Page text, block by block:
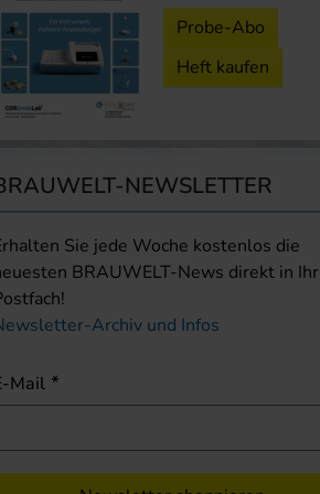
Probe-Abo
Heft kaufen
NEWSLETTER
Sie jede Woche kostenlos die
BRAUWELT-News direkt in Ihr
Archiv und Infos
Mail